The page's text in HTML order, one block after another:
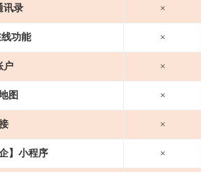
讯录 ×
功能 ×
户 ×
图 ×
×
】 小程序 ×